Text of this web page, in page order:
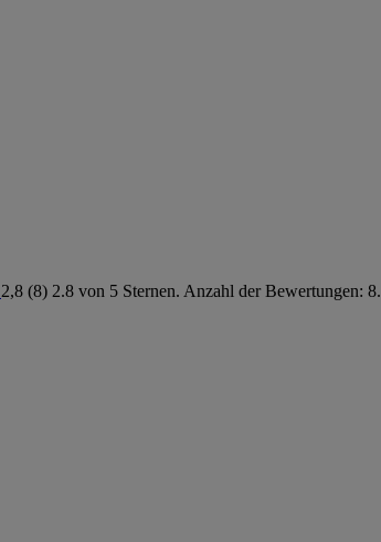
2,8 (8) 2.8 von 5 Sternen. Anzahl der Bewertungen: 8.